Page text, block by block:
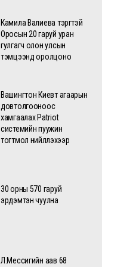
Камила Валиева тэргүүтэй
Оросын 20 гаруй уран
гулгагч олон улсын
тэмцээнд оролцоно
Вашингтон Киевт агаарын
довтолгооноос
хамгаалах Patriot
системийн пуужин
тогтмол нийлүүлэхээр
30 орны 570 гаруй
эрдэмтэн чуулна
Л.Мессигийн аав 68